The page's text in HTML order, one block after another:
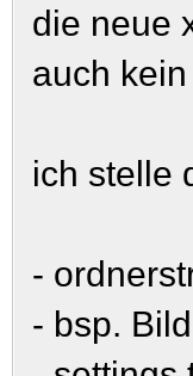
die neue
auch
ich stelle
-
- bsp. Bild